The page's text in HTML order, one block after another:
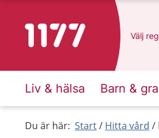
Till startsidan för 1177 Välj
Liv & hälsa Barn &
Du är här: Start Hitta vård